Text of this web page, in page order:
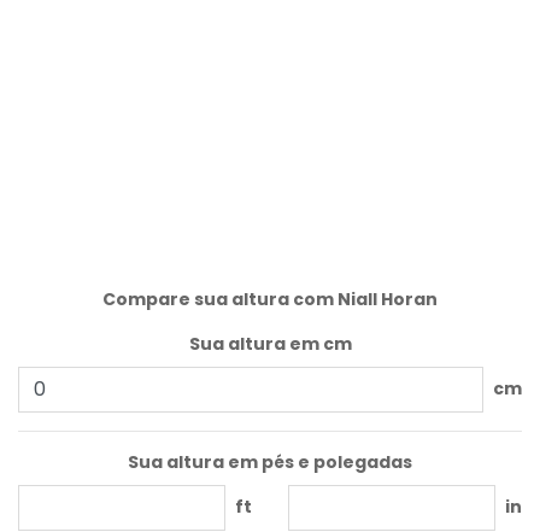
Compare sua altura com Niall Horan
Sua altura em cm
cm
Sua altura em pés e polegadas
ft
in